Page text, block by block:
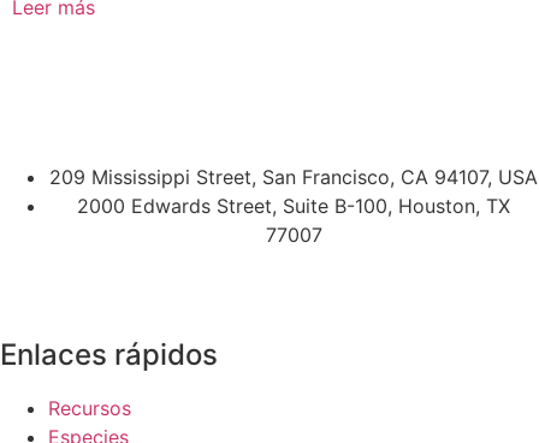
Leer más
209 Mississippi Street, San Francisco, CA 94107, USA
2000 Edwards Street, Suite B-100, Houston, TX
77007
Enlaces rápidos
Recursos
Especies